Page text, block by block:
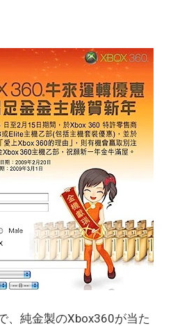
、純金製のXbox360が当た